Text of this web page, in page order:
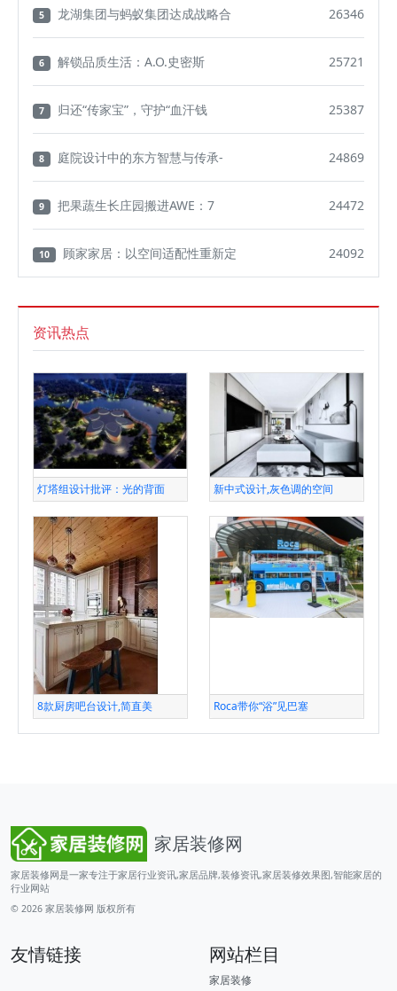
5 龙湖集团与蚂蚁集团达成战略合 26346
6 解锁品质生活：A.O.史密斯 25721
7 归还“传家宝”，守护“血汗钱 25387
8 庭院设计中的东方智慧与传承- 24869
9 把果蔬生长庄园搬进AWE：7 24472
10 顾家家居：以空间适配性重新定 24092
资讯热点
灯塔组设计批评：光的背面 新中式设计,灰色调的空间
8款厨房吧台设计,简直美 Roca带你“浴”见巴塞
家居装修网
家居装修网是一家专注于家居行业资讯,家居品牌,装修资讯,家居装修效果图,智能家居的
行业网站
© 2026 家居装修网 版权所有
友情链接 网站栏目
家居装修